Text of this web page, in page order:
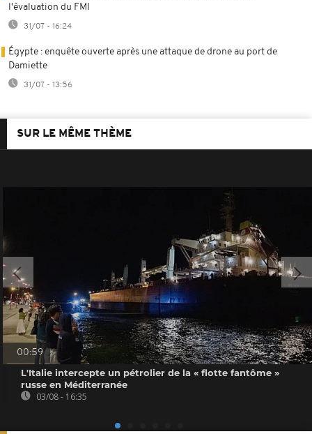
l'évaluation du FMI
31/07 - 16:24
Égypte : enquête ouverte après une attaque de drone au port de
Damiette
31/07 - 13:56
SUR LE MÊME THÈME
00:59
L'Italie intercepte un pétrolier de la « flotte fantôme »
russe en Méditerranée
03/08 - 16:35